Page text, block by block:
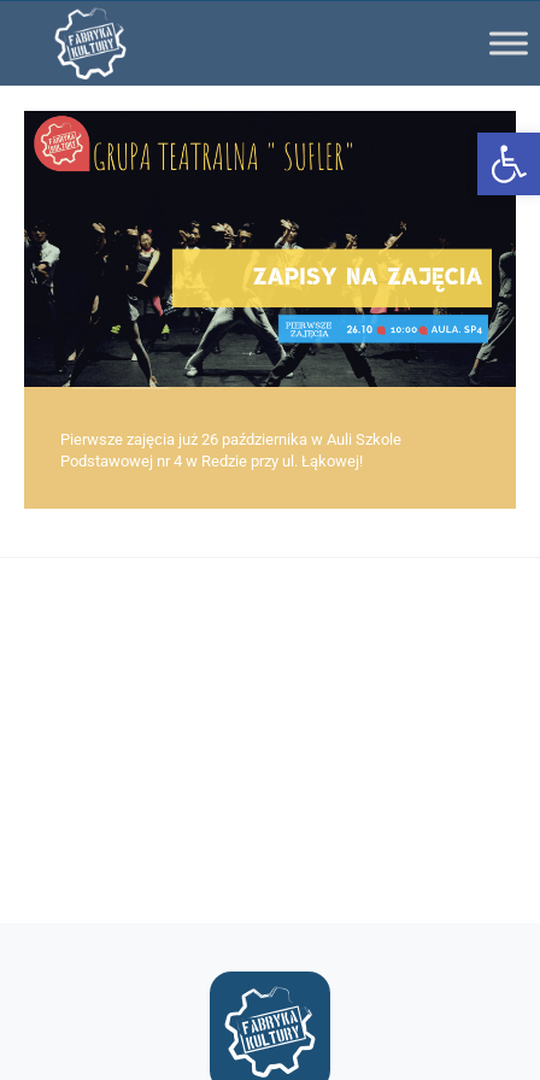
Pierwsze zajęcia już 26 października w Auli Szkole
Podstawowej nr 4 w Redzie przy ul. Łąkowej!